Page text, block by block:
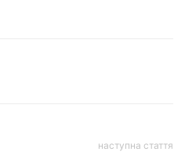
наступна стаття